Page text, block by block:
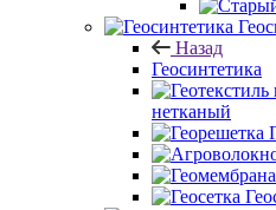
Назад
Геосинтетика
нетканый